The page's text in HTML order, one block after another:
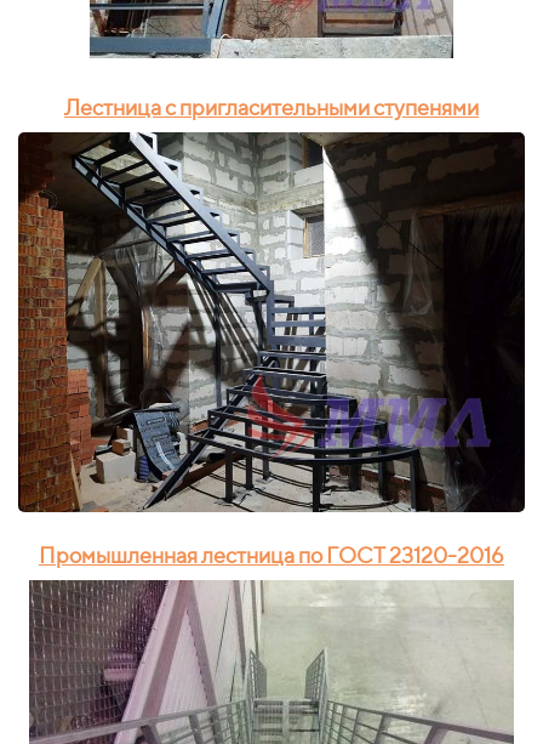
Лестница с пригласительными ступенями
Промышленная лестница по ГОСТ 23120-2016